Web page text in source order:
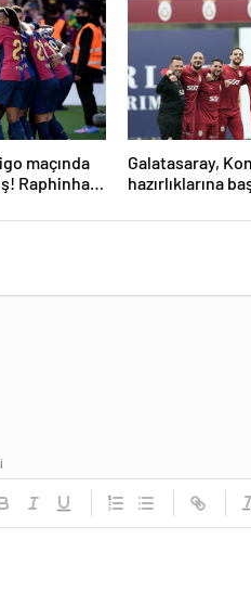
maçında
Raphinha
Galatasaray,
hazırlıklarına